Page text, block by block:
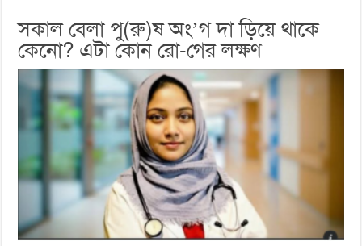
সকাল বেলা পু(রু)ষ অং’গ দা ড়িয়ে থাকে
কেনো? এটা কোন রো-গের লক্ষণ